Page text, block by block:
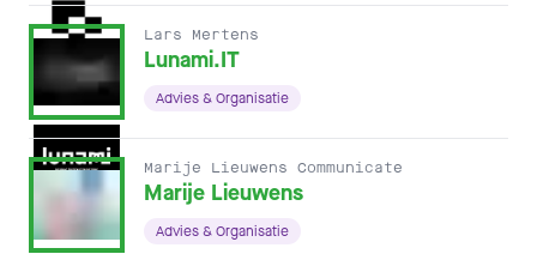
Lars Mertens
Lunami.IT
Advies & Organisatie
Marije Lieuwens Communicate
Marije Lieuwens
Advies & Organisatie